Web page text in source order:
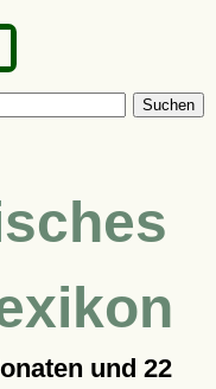
Suchen
und 22